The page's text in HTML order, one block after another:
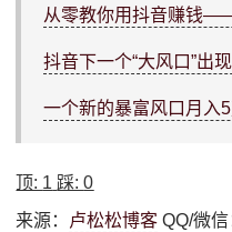
从零教你用抖音赚钱
抖音下一个“大风口”出
一个新的暴富风口月入
顶: 1 踩:0
来源： 卢松松博客 QQ/微